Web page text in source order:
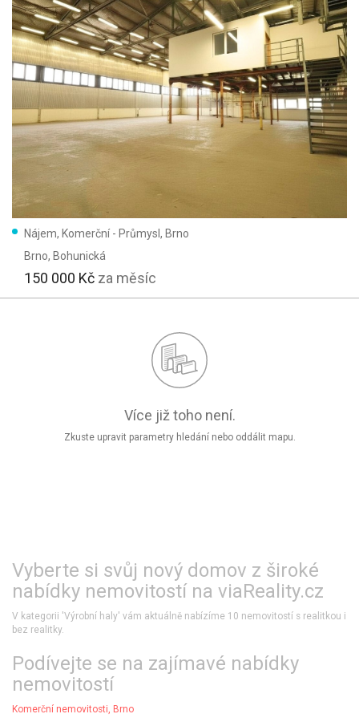
Nájem, Komerční - Průmysl, Brno
Brno, Bohunická
150 000 Kč za měsíc
Více již toho není.
Zkuste upravit parametry hledání nebo oddálit mapu.
Vyberte si svůj nový domov z široké
nabídky nemovitostí na viaReality.cz
V kategorii 'Výrobní haly' vám aktuálně nabízíme 10 nemovitostí s realitkou​ i
bez realitky.
​Podívejte se na zajímavé nabídky
nemovitostí​
Komerční nemovitosti, Brno